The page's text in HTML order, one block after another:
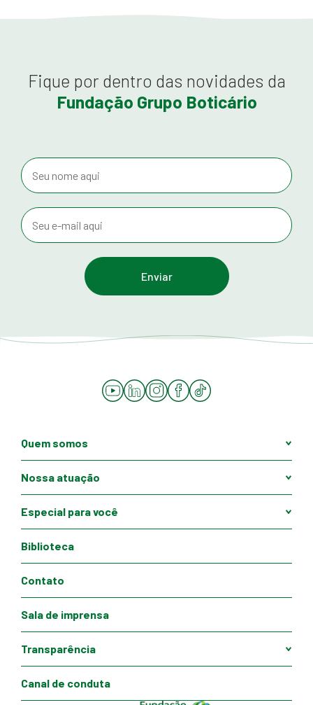
Fique por dentro das novidades da
Fundação Grupo Boticário
YouTube
LinkedInInstagramFacebook
Tiktok
Quem somos
Nossa atuação
Especial para você
Biblioteca
Contato
Sala de imprensa
Transparência
Canal de conduta